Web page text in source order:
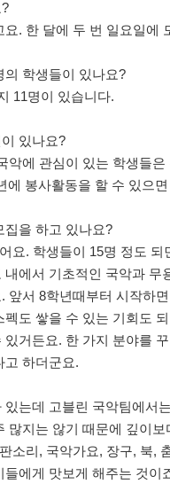
. 한 달에 두 번 일요일에
학생들이 있나요?
11명이 있습니다.
있나요?
악에 관심이 있는 학생들
에 봉사활동을 할 수 있으
을 하고 있나요?
요. 학생들이 15명 정도
에서 기초적인 국악과
앞서 8학년때부터 시작하
도 쌓을 수 있는 기회도
있거든요. 한 가지 분야를
고 하더군요.
는데 고블린 국악팀에서
많지는 않기 때문에 깊이
소리, 국악가요, 장구, 북,
에게 맛보게 해주는 것이